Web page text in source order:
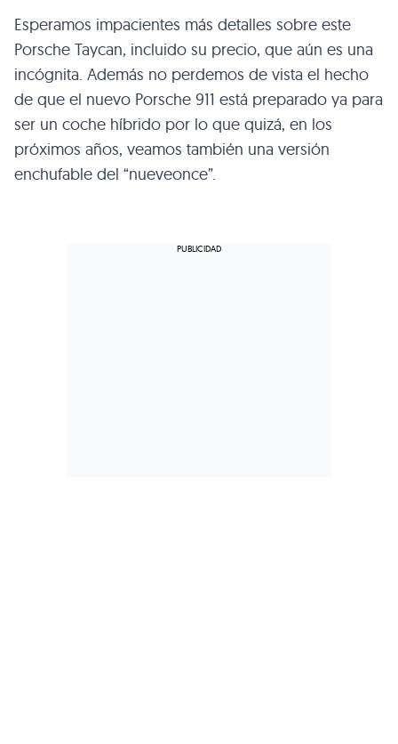
Esperamos impacientes más detalles sobre este
Porsche Taycan, incluido su precio, que aún es una
incógnita. Además no perdemos de vista el hecho
de que el nuevo Porsche 911 está preparado ya para
ser un coche híbrido por lo que quizá, en los
próximos años, veamos también una versión
enchufable del “nueveonce”.